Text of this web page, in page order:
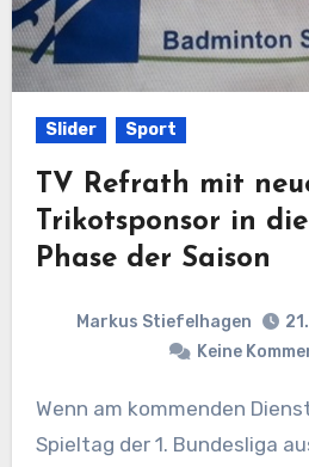
Slider Sport
TV Refrath mit
Trikotsponsor in
Phase der Saison
Markus Stiefelhagen
Keine
Wenn am kommenden Dienstag der dritte
Spieltag der 1. Bundesliga